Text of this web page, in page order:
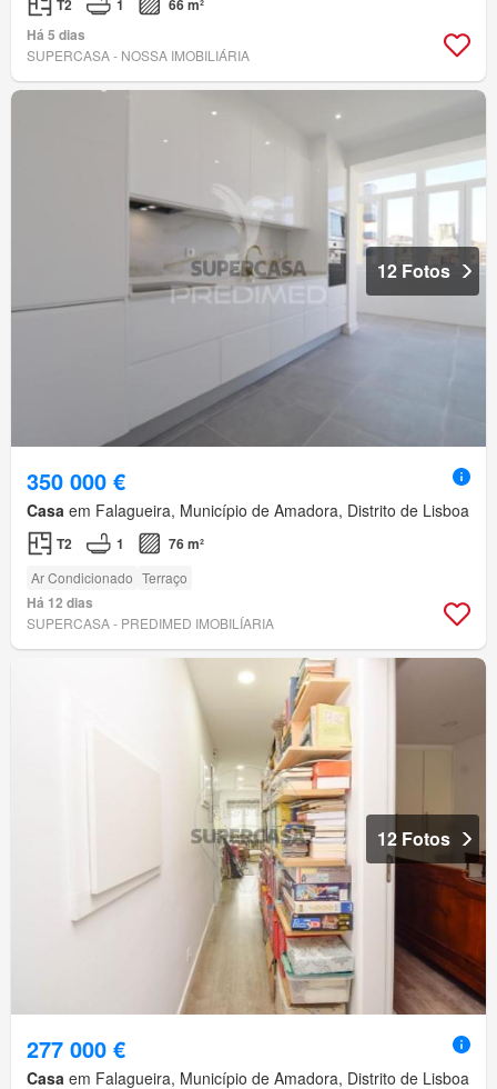
Há 5 dias
SUPERCASA - NOSSA IMOBILIÁRIA
12 Fotos
350 000 €
Casa em Falagueira, Município de Amadora, Distrito de Lisboa
T2 1 76 m²
Ar Condicionado Terraço
Há 12 dias
SUPERCASA - PREDIMED IMOBILÍARIA
12 Fotos
277 000 €
Casa em Falagueira, Município de Amadora, Distrito de Lisboa